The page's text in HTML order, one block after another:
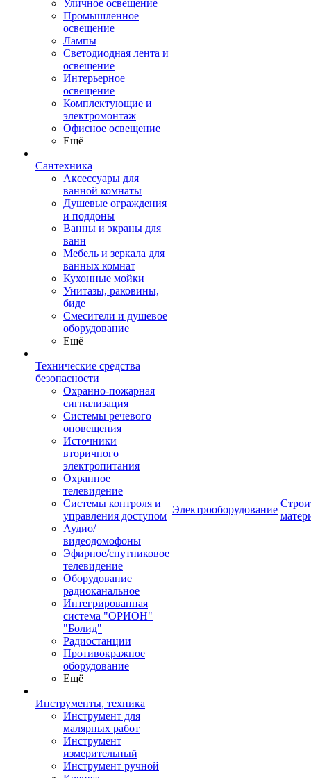
Уличное освещение
Промышленное
освещение
Лампы
Светодиодная лента и
освещение
Интерьерное
освещение
Комплектующие и
электромонтаж
Офисное освещение
Ещё
Сантехника
Аксессуары для
ванной комнаты
Душевые ограждения
и поддоны
Ванны и экраны для
ванн
Мебель и зеркала для
ванных комнат
Кухонные мойки
Унитазы, раковины,
биде
Смесители и душевое
оборудование
Ещё
Технические средства
безопасности
Охранно-пожарная
сигнализация
Системы речевого
оповещения
Источники
вторичного
электропитания
Охранное
телевидение
Системы контроля и
управления доступом
Аудио/
видеодомофоны
Эфирное/спутниковое
телевидение
Оборудование
радиоканальное
Интегрированная
система "ОРИОН"
"Болид"
Радиостанции
Противокражное
оборудование
Ещё
Инструменты, техника
Инструмент для
малярных работ
Инструмент
измерительный
Инструмент ручной
Электрооборудование